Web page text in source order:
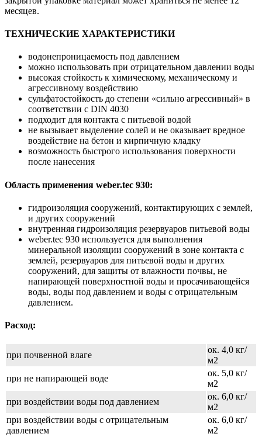
месяцев.
ТЕХНИЧЕСКИЕ ХАРАКТЕРИСТИКИ
водонепроницаемость под давлением
можно использовать при отрицательном давлении воды
высокая стойкость к химическому, механическому и
агрессивному воздействию
сульфатостойкость до степени «сильно агрессивный» в
соответствии с DIN 4030
подходит для контакта с питьевой водой
не вызывает выделение солей и не оказывает вредное
воздействие на бетон и кирпичную кладку
возможность быстрого использования поверхности
после нанесения
Область применения weber.tec 930:
гидроизоляция сооружений, контактирующих с землей,
и других сооружений
внутренняя гидроизоляция резервуаров питьевой воды
weber.tec 930 используется для выполнения
минеральной изоляции сооружений в зоне контакта с
землей, резервуаров для питьевой воды и других
сооружений, для защиты от влажности почвы, не
напирающей поверхностной воды и просачивающейся
воды, воды под давлением и воды с отрицательным
давлением.
Расход:
при почвенной влаге
ок. 4,0 кг/
м2
при не напирающей воде
ок. 5,0 кг/
м2
при воздействии воды под давлением
ок. 6,0 кг/
м2
при воздействии воды с отрицательным
давлением
ок. 6,0 кг/
м2